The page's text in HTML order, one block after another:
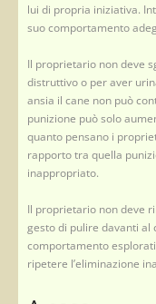
lui di propria iniziativa.
suo comportamento
Il proprietario non deve
distruttivo o per aver
ansia il cane non può
punizione può solo
quanto pensano i
rapporto tra quella
inappropriato.
Il proprietario non deve
gesto di pulire davanti al
comportamento
ripetere l’eliminazione